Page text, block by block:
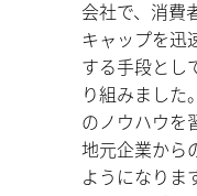
会社で、消費
キャップを迅
する手段とし
り組みました
のノウハウを
地元企業から
ようになりま